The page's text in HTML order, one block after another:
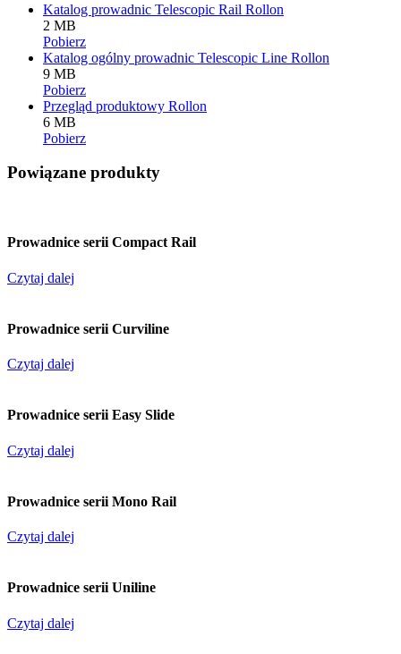
Katalog prowadnic Telescopic Rail Rollon
2 MB
Pobierz
Katalog ogólny prowadnic Telescopic Line Rollon
9 MB
Pobierz
Przegląd produktowy Rollon
6 MB
Pobierz
Powiązane produkty
Prowadnice serii Compact Rail
Czytaj dalej
Prowadnice serii Curviline
Czytaj dalej
Prowadnice serii Easy Slide
Czytaj dalej
Prowadnice serii Mono Rail
Czytaj dalej
Prowadnice serii Uniline
Czytaj dalej